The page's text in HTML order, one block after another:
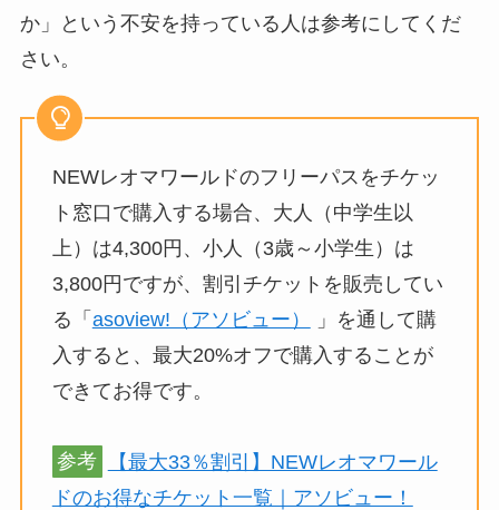
か」という不安を持っている人は参考にしてくだ
さい。
NEWレオマワールドのフリーパスをチケッ
ト窓口で購入する場合、大人（中学生以
上）は4,300円、小人（3歳～小学生）は
3,800円ですが、割引チケットを販売してい
る「 asoview!（アソビュー）
」を通して購
入すると、最大20%オフで購入することが
できてお得です。
参考
【最大33％割引】NEWレオマワール
ドのお得なチケット一覧｜アソビュー！